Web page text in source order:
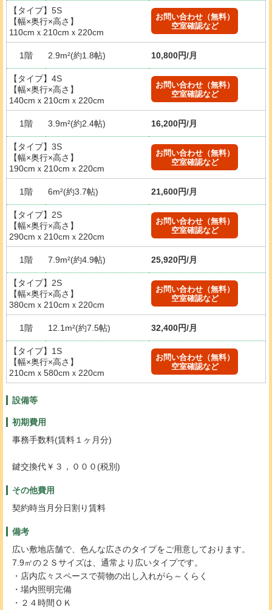
【タイプ】5S
【幅×奥行×高さ】
110cmｘ210cmｘ220cm
お問い合わせ（無料）
空室確認など
1階 2.9m²(約1.8帖) 10,800円/月
【タイプ】4S
【幅×奥行×高さ】
140cmｘ210cmｘ220cm
お問い合わせ（無料）
空室確認など
1階 3.9m²(約2.4帖) 16,200円/月
【タイプ】3S
【幅×奥行×高さ】
190cmｘ210cmｘ220cm
お問い合わせ（無料）
空室確認など
1階 6m²(約3.7帖) 21,600円/月
【タイプ】2S
【幅×奥行×高さ】
290cmｘ210cmｘ220cm
お問い合わせ（無料）
空室確認など
1階 7.9m²(約4.9帖) 25,920円/月
【タイプ】2S
【幅×奥行×高さ】
380cmｘ210cmｘ220cm
お問い合わせ（無料）
空室確認など
1階 12.1m²(約7.5帖) 32,400円/月
【タイプ】1S
【幅×奥行×高さ】
210cmｘ580cmｘ220cm
お問い合わせ（無料）
空室確認など
設備等
初期費用
事務手数料(賃料１ヶ月分)
鍵交換代￥３，０００(税別)
その他費用
契約時当月分日割り賃料
備考
広い敷地店舗で、色んな広さのタイプをご用意しております。
7.9㎡の２Ｓサイズは、通常より広いタイプです。
・店内広々スペースで荷物の出し入れがら～くらく
・場内照明完備
・２４時間ＯＫ